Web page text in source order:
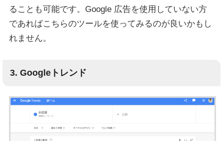
ることも可能です。Google 広告を使用していない方
であればこちらのツールを使ってみるのが良いかもし
れません。
3. Googleトレンド